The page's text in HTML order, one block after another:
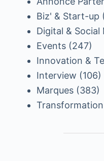
Biz' & Start-up
Digital & Social
Events(247)
Innovation &
Interview (106)
Marques(383)